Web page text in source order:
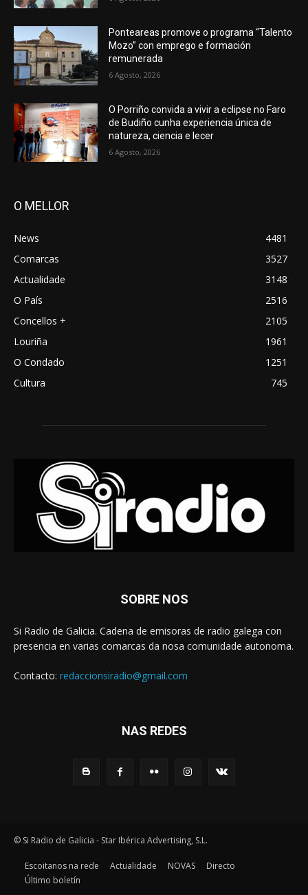
Ponteareas promove o programa “Talento
Mozo” con emprego e formación
remunerada
6 Agosto, 2026
O Porriño convida a vivir a eclipse no Faro
de Budiño cunha experiencia única de
natureza, ciencia e lecer
6 Agosto, 2026
O MELLOR
News
4481
Comarcas
3527
Actualidade
3148
O País
2516
Concellos +
2105
Louriña
1961
O Condado
1251
Cultura
745
SOBRE NOS
Si Radio de Galicia. Cadena de emisoras de radio galega con
presencia en varias comarcas da nosa comunidade autonoma.
Contacto: redaccionsiradio@gmail.com
NAS REDES
© Si Radio de Galicia - Star Ibérica Advertising, S.L.
Escoitanos na rede Actualidade NOVAS
Directo
Último boletín